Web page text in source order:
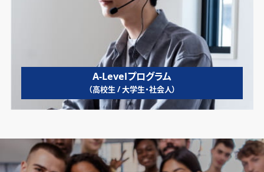
A-Levelプログラム
（高校生 / 大学生・社会人）